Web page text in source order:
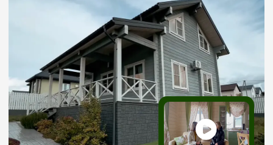
Реальные видео-отзывы
от наших клиентов
Всего
3 минуты